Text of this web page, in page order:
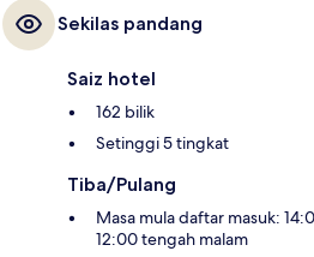
Sekilas pandang
Saiz hotel
162 bilik
Setinggi 5 tingkat
Tiba/Pulang
Masa mula daftar masuk:
12:00 tengah malam